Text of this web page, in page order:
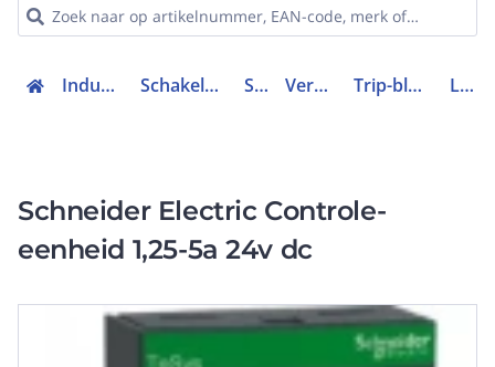
Industriele componenten Schakelen, bedienen en signaleren Schakelaars Vermogenschakelaars Trip-blok vermogensschakelaar LUCA05BL
Schneider Electric Controle-
eenheid 1,25-5a 24v dc